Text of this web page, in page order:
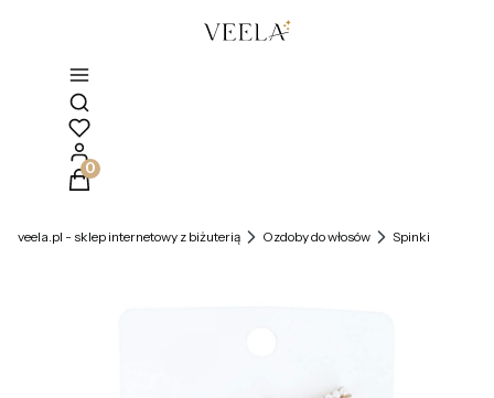
Otwórz wyszukiwarkę
Produkty w koszyku: 0. Zobacz szczegóły
veela.pl - sklep internetowy z biżuterią Ozdoby do włosów Spinki